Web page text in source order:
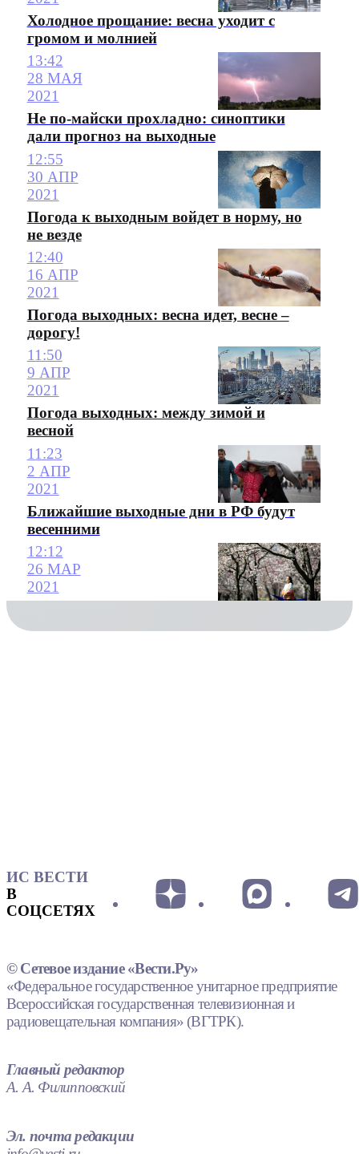
Холодное прощание: весна уходит с
громом и молнией
13:42
28 МАЯ
2021
Не по-майски прохладно: синоптики
дали прогноз на выходные
12:55
30 АПР
2021
Погода к выходным войдет в норму, но
не везде
12:40
16 АПР
2021
Погода выходных: весна идет, весне –
дорогу!
11:50
9 АПР
2021
Погода выходных: между зимой и
весной
11:23
2 АПР
2021
Ближайшие выходные дни в РФ будут
весенними
12:12
26 МАР
2021
ИС ВЕСТИ
В
СОЦСЕТЯХ
© Сетевое издание «Вести.Ру»
«Федеральное государственное унитарное предприятие
Всероссийская государственная телевизионная и
радиовещательная компания» (ВГТРК).
Главный редактор
А. А. Филипповский
Эл. почта редакции